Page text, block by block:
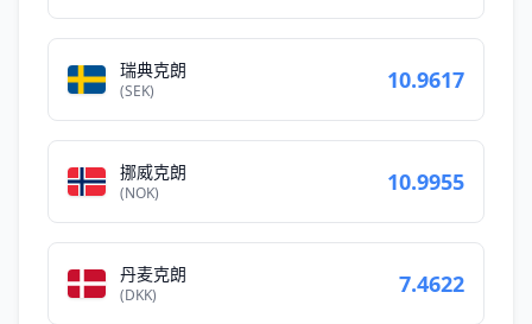
瑞典克朗
(SEK) 10.9617
挪威克朗
(NOK) 10.9955
丹麦克朗
(DKK) 7.4622